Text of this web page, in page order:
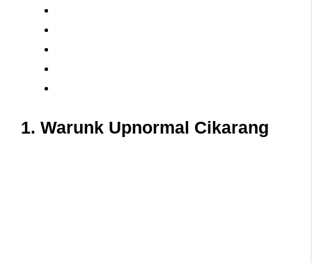
1. Warunk Upnormal Cikarang